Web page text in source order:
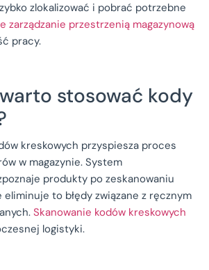
zlokalizować i pobrać potrzebne
zarządzanie przestrzenią magazynową
pracy.
stosować kody
kreskowych przyspiesza proces
w magazynie. System
produkty po zeskanowaniu
to błędy związane z ręcznym
Skanowanie kodów kreskowych
logistyki.